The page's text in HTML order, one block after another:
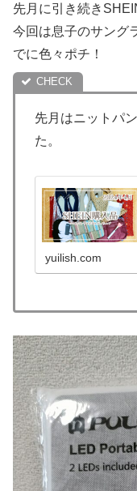
先月に引き続き
今回は息子のサング
でに色々ポチ！
先月はニットパ
た。
yuilish.com